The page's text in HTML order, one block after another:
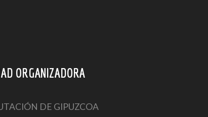
ORGANIZADORA